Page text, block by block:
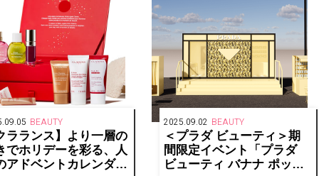
BEAUTY
ラランス】より一層の
でホリデーを彩る、人
アドベントカレンダー
2025.09.02 BEAUTY
＜プラダ ビューティ＞期
間限定イベント「プラダ
ビューティ バナナ ポップ